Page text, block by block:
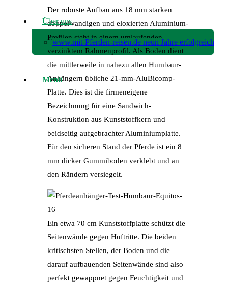
Über uns
www.mit-Pferden-reisen.de neun Jahre erfolgreich!
Menü
Der robuste Aufbau aus 18 mm starken
doppelwandigen und eloxierten Aluminium-
Profilen steht in einem umlaufenden
verzinktem Rahmenprofil. Als Boden dient
die mittlerweile in nahezu allen Humbaur-
Anhängern übliche 21-mm-AluBicomp-
Platte. Dies ist die firmeneigene
Bezeichnung für eine Sandwich-
Konstruktion aus Kunststoffkern und
beidseitig aufgebrachter Aluminiumplatte.
Für den sicheren Stand der Pferde ist ein 8
mm dicker Gummiboden verklebt und an
den Rändern versiegelt.
Ein etwa 70 cm Kunststoffplatte schützt die
Seitenwände gegen Huftritte. Die beiden
kritischsten Stellen, der Boden und die
darauf aufbauenden Seitenwände sind also
perfekt gewappnet gegen Feuchtigkeit und